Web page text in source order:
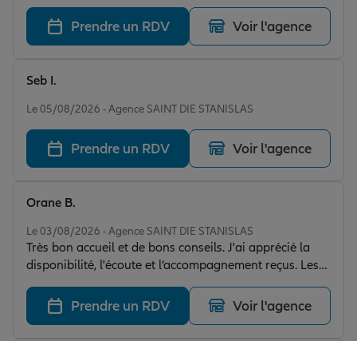
Tous nos devis d'assurance
Prendre un RDV Voir l'agence
Le 05/08/2026 - Agence SAINT DIE STANISLAS
Seb I.
Prendre un RDV Voir l'agence
Le 03/08/2026 - Agence SAINT DIE STANISLAS
Très bon accueil et de bons conseils. J'ai apprécié la
disponibilité, l'écoute et l’accompagnement reçus. Les
explications étaient claires et les démarches ont été
très simples.
Orane B.
Prendre un RDV Voir l'agence